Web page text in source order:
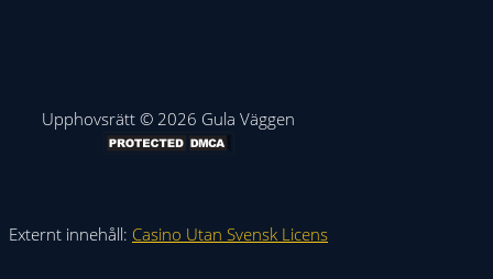
Upphovsrätt © 2026 Gula Väggen
Externt innehåll: Casino Utan Svensk Licens